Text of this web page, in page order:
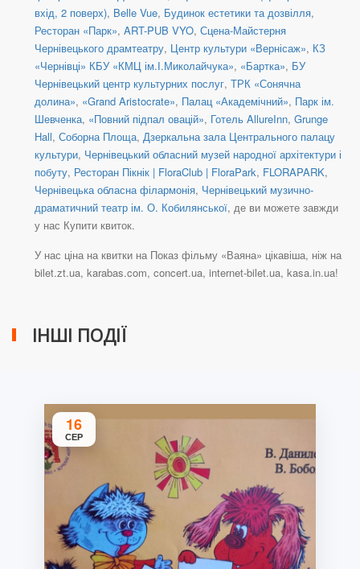
вхід, 2 поверх), Belle Vue, Будинок естетики та дозвілля,
Ресторан «Парк», ART-PUB VYO, Сцена-Майстерня
Чернівецького драмтеатру, Центр культури «Вернісаж», КЗ
«Чернівці» КБУ «КМЦ ім.І.Миколайчука», «Бартка», БУ
Чернівецький центр культурних послуг, ТРК «Сонячна
долина», «Grand Aristocrate», Палац «Академічний», Парк ім.
Шевченка, «Повний підпал овацій», Готель AllureInn, Grunge
Hall, Соборна Площа, Дзеркальна зала Центрального палацу
культури, Чернівецький обласний музей народної архітектури і
побуту, Ресторан Пікнік | FloraClub | FloraPark, FLORAPARK,
Чернівецька обласна філармонія, Чернівецький музично-
драматичний театр ім. О. Кобилянської, де ви можете завжди
у нас Купити квиток.
У нас ціна на квитки на Показ фільму «Ваяна» цікавіша, ніж на
bilet.zt.ua, karabas.com, concert.ua, internet-bilet.ua, kasa.in.ua!
ІНШІ ПОДІЇ
16
СЕР